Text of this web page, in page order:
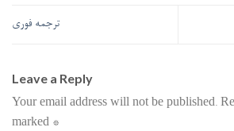
ترجمه فوری
Leave a Reply
Your email address will not be published.
marked *